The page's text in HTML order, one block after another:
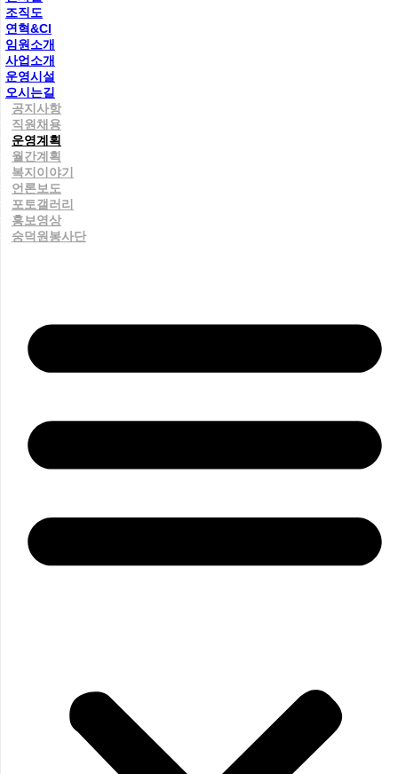
조직도
연혁&CI
임원소개
사업소개
운영시설
오시는길
공지사항
직원채용
운영계획
월간계획
복지이야기
언론보도
포토갤러리
홍보영상
숭덕원봉사단